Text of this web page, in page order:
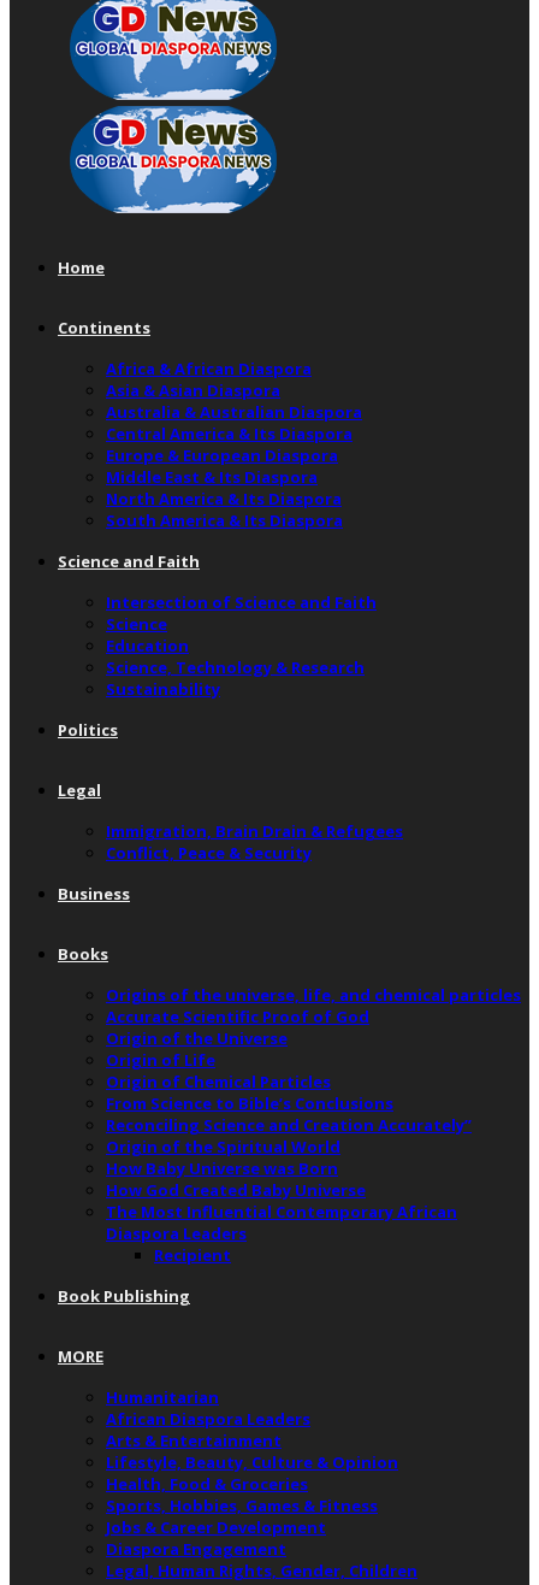
Home
Continents
Africa & African Diaspora
Asia & Asian Diaspora
Australia & Australian Diaspora
Central America & Its Diaspora
Europe & European Diaspora
Middle East & Its Diaspora
North America & Its Diaspora
South America & Its Diaspora
Science and Faith
Intersection of Science and Faith
Science
Education
Science, Technology & Research
Sustainability
Politics
Legal
Immigration, Brain Drain & Refugees
Conflict, Peace & Security
Business
Books
Origins of the universe, life, and chemical particles
Accurate Scientific Proof of God
Origin of the Universe
Origin of Life
Origin of Chemical Particles
From Science to Bible’s Conclusions
Reconciling Science and Creation Accurately”
Origin of the Spiritual World
How Baby Universe was Born
How God Created Baby Universe
The Most Influential Contemporary African
Diaspora Leaders
Recipient
Book Publishing
MORE
Humanitarian
African Diaspora Leaders
Arts & Entertainment
Lifestyle, Beauty, Culture & Opinion
Health, Food & Groceries
Sports, Hobbies, Games & Fitness
Jobs & Career Development
Diaspora Engagement
Legal, Human Rights, Gender, Children